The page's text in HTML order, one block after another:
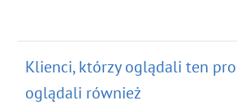
Klienci, którzy oglądali ten
oglądali również